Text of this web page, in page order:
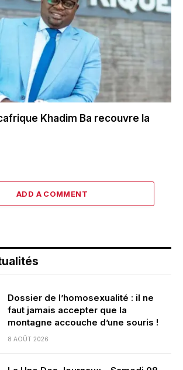
Khadim Ba recouvre la
ADD A COMMENT
Dossier de l’homosexualité : il ne
faut jamais accepter que la
montagne accouche d’une souris !
8 AOÛT 2026